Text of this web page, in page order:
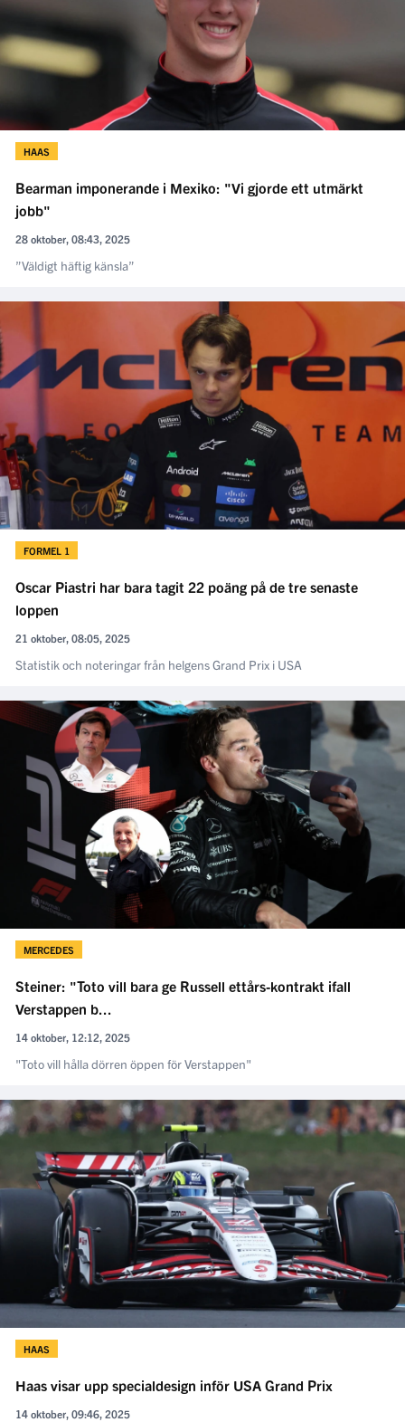
HAAS
Bearman imponerande i Mexiko: "Vi gjorde ett utmärkt
jobb"
28 oktober, 08:43, 2025
”Väldigt häftig känsla”
FORMEL 1
Oscar Piastri har bara tagit 22 poäng på de tre senaste
loppen
21 oktober, 08:05, 2025
Statistik och noteringar från helgens Grand Prix i USA
MERCEDES
Steiner: "Toto vill bara ge Russell ettårs-kontrakt ifall
Verstappen b...
14 oktober, 12:12, 2025
"Toto vill hålla dörren öppen för Verstappen"
HAAS
Haas visar upp specialdesign inför USA Grand Prix
14 oktober, 09:46, 2025